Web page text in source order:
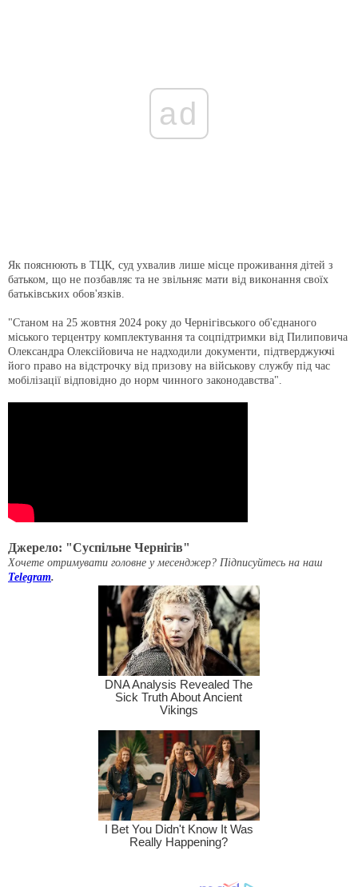
ad
Як пояснюють в ТЦК, суд ухвалив лише місце проживання дітей з
батьком, що не позбавляє та не звільняє мати від виконання своїх
батьківських обов'язків.
"Станом на 25 жовтня 2024 року до Чернігівського об'єднаного
міського терцентру комплектування та соцпідтримки від Пилиповича
Олександра Олексійовича не надходили документи, підтверджуючі
його право на відстрочку від призову на військову службу під час
мобілізації відповідно до норм чинного законодавства".
Джерело: "Суспільне Чернігів"
Хочете отримувати головне у месенджер? Підписуйтесь на наш
Telegram.